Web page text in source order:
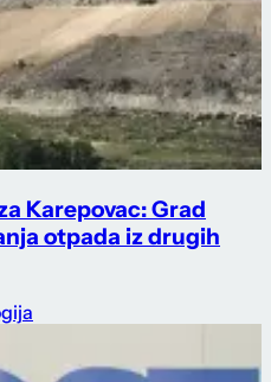
Karepovac: Grad
otpada iz drugih